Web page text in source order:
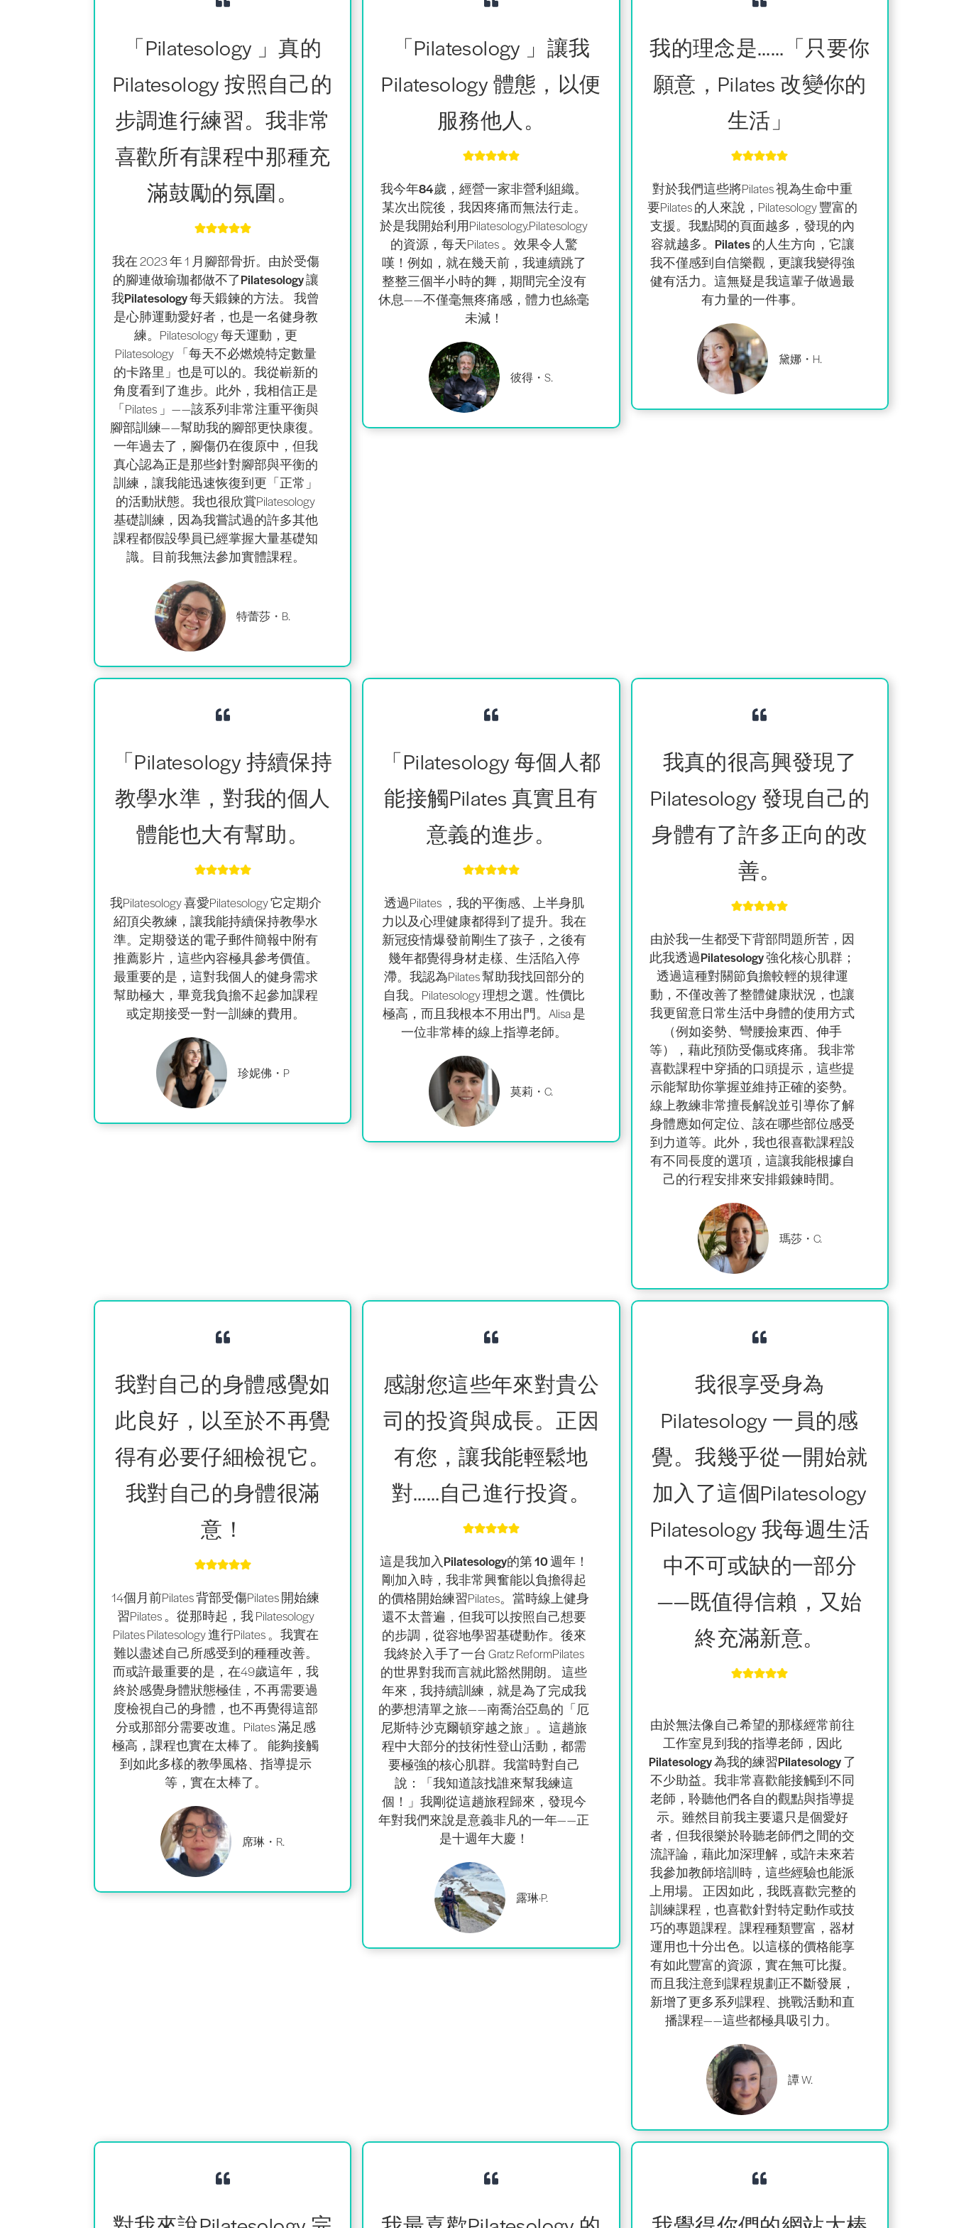
「Pilatesology 」真的
Pilatesology 按照自己的
步調進行練習。我非常
喜歡所有課程中那種充
滿鼓勵的氛圍。
我在 2023 年 1 月腳部骨折。由於受傷
的腳連做瑜珈都做不了Pilatesology 讓
我Pilatesology 每天鍛鍊的方法。 我曾
是心肺運動愛好者，也是一名健身教
練。Pilatesology 每天運動，更
Pilatesology 「每天不必燃燒特定數量
的卡路里」也是可以的。 我從嶄新的
角度看到了進步。此外，我相信正是
「Pilates 」——該系列非常注重平衡與
腳部訓練——幫助我的腳部更快康復。
一年過去了，腳傷仍在復原中，但我
真心認為正是那些針對腳部與平衡的
訓練，讓我能迅速恢復到更「正常」
的活動狀態。我也很欣賞Pilatesology
基礎訓練，因為我嘗試過的許多其他
課程都假設學員已經掌握大量基礎知
識。目前我無法參加實體課程。
特蕾莎・B.
「Pilatesology 」讓我
Pilatesology 體態，以便
服務他人。
我今年84歲，經營一家非營利組織。
某次出院後，我因疼痛而無法行走。
於是我開始利用Pilatesology.Pilatesology
的資源，每天Pilates 。 效果令人驚
嘆！例如，就在幾天前，我連續跳了
整整三個半小時的舞，期間完全沒有
休息——不僅毫無疼痛感，體力也絲毫
未減！
彼得・S.
我的理念是……「只要你
願意，Pilates 改變你的
生活」
對於我們這些將Pilates 視為生命中重
要Pilates 的人來說，Pilatesology 豐富的
支援。我點閱的頁面越多，發現的內
容就越多。 Pilates 的人生方向， 它讓
我不僅感到自信樂觀，更讓我變得強
健有活力。這無疑是我這輩子做過最
有力量的一件事。
黛娜・H.
「Pilatesology 持續保持
教學水準，對我的個人
體能也大有幫助。
我Pilatesology 喜愛Pilatesology 它定期介
紹頂尖教練，讓我能持續保持教學水
準。定期發送的電子郵件簡報中附有
推薦影片，這些內容極具參考價值。
最重要的是，這對我個人的健身需求
幫助極大， 畢竟我負擔不起參加課程
或定期接受一對一訓練的費用。
珍妮佛・P
「Pilatesology 每個人都
能接觸Pilates 真實且有
意義的進步。
透過Pilates ，我的平衡感、 上半身肌
力以及心理健康都得到了提升。我在
新冠疫情爆發前剛生了孩子，之後有
幾年都覺得身材走樣、生活陷入停
滯。我認為Pilates 幫助我找回部分的
自我。Pilatesology 理想之選。性價比
極高， 而且我根本不用出門。Alisa 是
一位非常棒的線上指導老師。
莫莉・C.
我真的很高興發現了
Pilatesology 發現自己的
身體有了許多正向的改
善。
由於我一生都受下背部問題所苦 ，因
此我透過Pilatesology 強化核心肌群 ；
透過這種對關節負擔較輕的規律運
動，不僅改善了整體健康狀況，也讓
我更留意日常生活中身體的使用方式
（例如姿勢、彎腰撿東西、伸手
等），藉此預防受傷或疼痛。 我非常
喜歡課程中穿插的口頭提示，這些提
示能幫助你掌握並維持正確的姿勢。
線上教練非常擅長解說並引導你了解
身體應如何定位、該在哪些部位感受
到力道等。此外，我也很喜歡課程設
有不同長度的選項，這讓我能根據自
己的行程安排來安排鍛鍊時間。
瑪莎・C.
我對自己的身體感覺如
此良好，以至於不再覺
得有必要仔細檢視它。
我對自己的身體很滿
意！
14個月前Pilates 背部受傷Pilates 開始練
習Pilates 。從那時起， 我Pilatesology
Pilates Pilatesology 進行Pilates 。 我實在
難以盡述自己所感受到的種種改善。
而或許最重要的是，在49歲這年，我
終於感覺身體狀態極佳，不再需要過
度檢視自己的身體，也不再覺得這部
分或那部分需要改進。Pilates滿足感
極高，課程也實在太棒了。 能夠接觸
到如此多樣的教學風格、指導提示
等，實在太棒了。
席琳・R.
感謝您這些年來對貴公
司的投資與成長。正因
有您，讓我能輕鬆地
對……自己進行投資。
這是我加入Pilatesology的第 10 週年！
剛加入時，我非常興奮能以負擔得起
的價格開始練習Pilates。當時線上健身
還不太普遍，但我可以按照自己想要
的步調，從容地學習基礎動作。 後來
我終於入手了一台 Gratz ReformPilates
的世界對我而言就此豁然開朗。 這些
年來，我持續訓練，就是為了完成我
的夢想清單之旅——南喬治亞島的「厄
尼斯特·沙克爾頓穿越之旅」。這趟旅
程中大部分的技術性登山活動， 都需
要極強的核心肌群。我當時對自己
說：「我知道該找誰來幫我練這
個！」我剛從這趟旅程歸來，發現今
年對我們來說是意義非凡的一年——正
是十週年大慶！
露琳·P.
我很享受身為
Pilatesology 一員的感
覺。我幾乎從一開始就
加入了這個Pilatesology
Pilatesology 我每週生活
中不可或缺的一部分
——既值得信賴，又始
終充滿新意。
由於無法像自己希望的那樣經常前往
工作室見到我的指導老師，因此
Pilatesology 為我的練習Pilatesology 了
不少助益。我非常喜歡能接觸到不同
老師，聆聽他們各自的觀點與指導提
示。雖然目前我主要還只是個愛好
者，但我很樂於聆聽老師們之間的交
流評論，藉此加深理解，或許未來若
我參加教師培訓時，這些經驗也能派
上用場。 正因如此，我既喜歡完整的
訓練課程，也喜歡針對特定動作或技
巧的專題課程。課程種類豐富，器材
運用也十分出色。 以這樣的價格能享
有如此豐富的資源，實在無可比擬。
而且我注意到課程規劃正不斷發展，
新增了更多系列課程、挑戰活動和直
播課程——這些都極具吸引力。
譚 W.